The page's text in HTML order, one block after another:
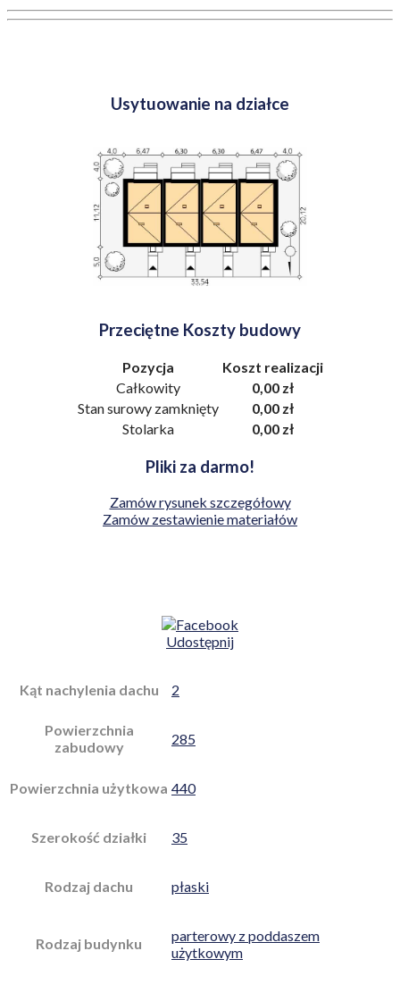
Usytuowanie na działce
Przeciętne Koszty budowy
Pozycja
Koszt realizacji
Całkowity
0,00 zł
Stan surowy zamknięty
0,00 zł
Stolarka
0,00 zł
Pliki za darmo!
Zamów rysunek szczegółowy
Zamów zestawienie materiałów
Udostępnij
Kąt nachylenia dachu 2
Powierzchnia
zabudowy
285
Powierzchnia użytkowa 440
Szerokość działki 35
Rodzaj dachu płaski
Rodzaj budynku
parterowy z poddaszem
użytkowym